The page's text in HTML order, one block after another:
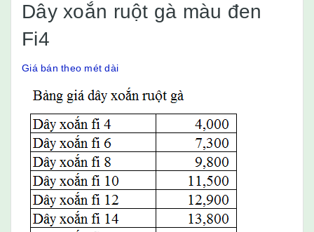
Dây xoắn ruột gà màu đen
Fi4
Giá bán theo mét dài